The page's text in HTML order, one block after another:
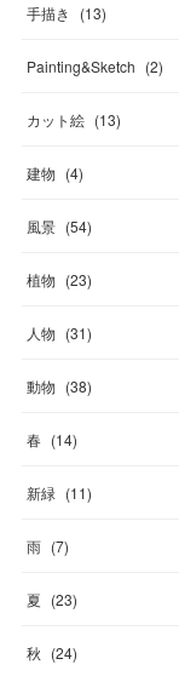
手描き (13)
Painting&Sketch (2)
カット絵 (13)
建物 (4)
風景 (54)
植物 (23)
人物 (31)
動物 (38)
春 (14)
新緑 (11)
雨 (7)
夏 (23)
秋 (24)